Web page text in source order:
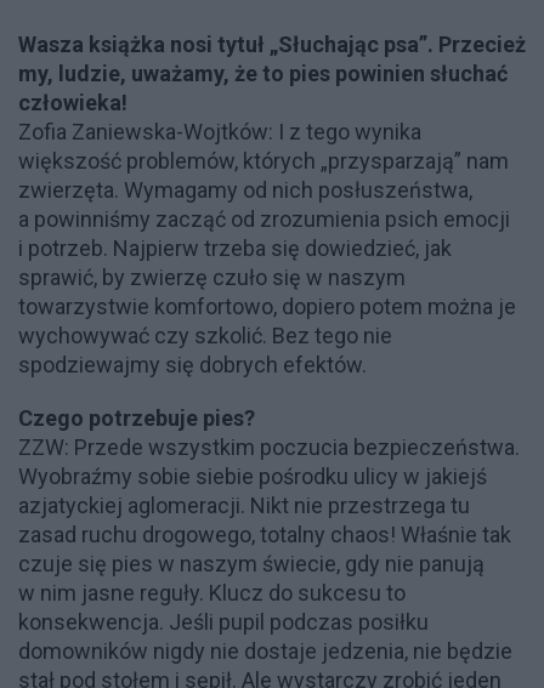
Wasza książka nosi tytuł „Słuchając psa”. Przecież
my, ludzie, uważamy, że to pies powinien słuchać
człowieka!
Zofia Zaniewska-Wojtków: I z tego wynika
większość problemów, których „przysparzają” nam
zwierzęta. Wymagamy od nich posłuszeństwa,
a powinniśmy zacząć od zrozumienia psich emocji
i potrzeb. Najpierw trzeba się dowiedzieć, jak
sprawić, by zwierzę czuło się w naszym
towarzystwie komfortowo, dopiero potem można je
wychowywać czy szkolić. Bez tego nie
spodziewajmy się dobrych efektów.
Czego potrzebuje pies?
ZZW: Przede wszystkim poczucia bezpieczeństwa.
Wyobraźmy sobie siebie pośrodku ulicy w jakiejś
azjatyckiej aglomeracji. Nikt nie przestrzega tu
zasad ruchu drogowego, totalny chaos! Właśnie tak
czuje się pies w naszym świecie, gdy nie panują
w nim jasne reguły. Klucz do sukcesu to
konsekwencja. Jeśli pupil podczas posiłku
domowników nigdy nie dostaje jedzenia, nie będzie
stał pod stołem i sępił. Ale wystarczy zrobić jeden